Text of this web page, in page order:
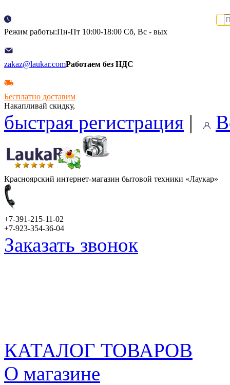
Режим работы:Пн-Пт 10:00-18:00 Сб, Вс - вых
zakaz@laukar.comРаботаем без НДС
Бесплатно доставим
Накапливай скидку,
быстрая регистрация |
Красноярский интернет-магазин бытовой техники «Лаукар»
+7-391-215-11-02
+7-923-354-36-04
Заказать звонок
КАТАЛОГ ТОВАРОВ
О магазине